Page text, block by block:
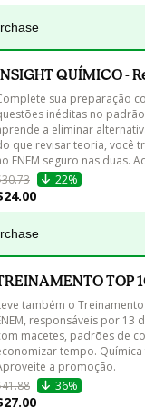
QUÍMICO -
sua preparação
inéditas no
a eliminar
que revisar teoria, você
ENEM seguro nas duas.
22%
TOP
também o
responsáveis por
macetes, padrões de
tempo.
a promoção.
36%